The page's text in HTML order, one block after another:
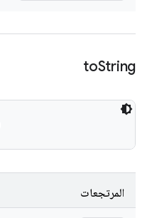
toString
المرتجعات